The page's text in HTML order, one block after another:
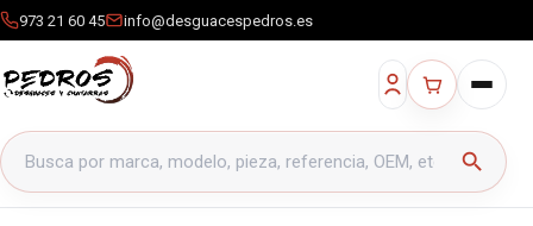
973 21 60 45 info@desguacespedros.es
Buscar productos
search